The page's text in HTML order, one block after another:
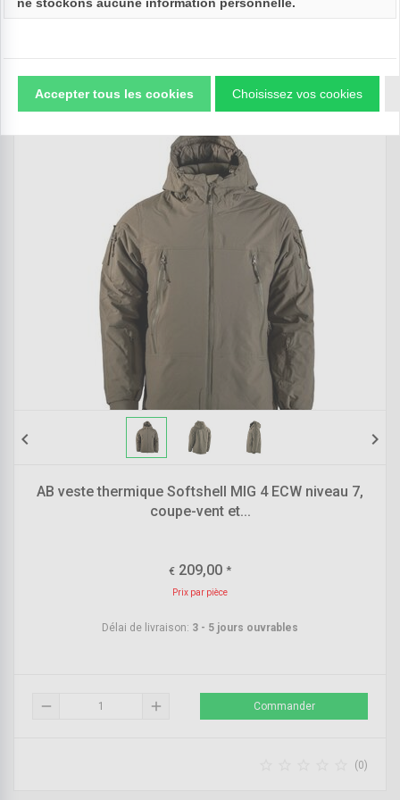
chevron_left chevron_right
AB veste thermique Softshell MIG 4 ECW niveau 7,
coupe-vent et...
€ 209,00 *
Prix par pièce
Délai de livraison: 3 - 5 jours ouvrables
remove add Commander
(0)
Accepter tous les cookies Choisissez vos cookies